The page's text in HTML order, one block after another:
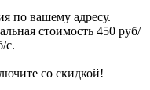
по вашему адресу.
стоимость 450 руб/
с.
со скидкой!